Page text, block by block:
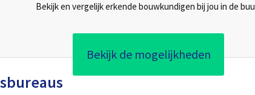
Bekijk en vergelijk erkende bouwkundigen bij jou in de
Bekijk de mogelijkheden